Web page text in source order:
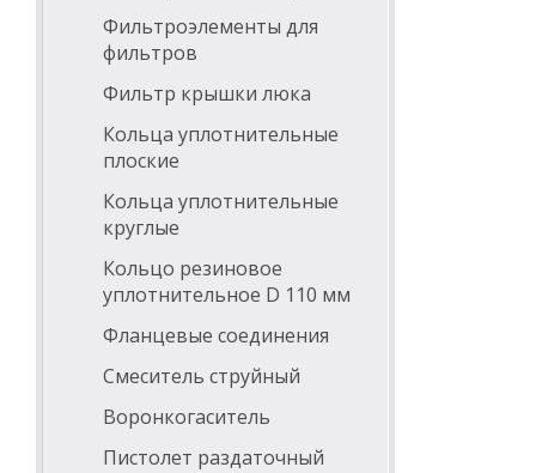
Фильтроэлементы для
фильтров
Фильтр крышки люка
Кольца уплотнительные
плоские
Кольца уплотнительные
круглые
Кольцо резиновое
уплотнительное D 110 мм
Фланцевые соединения
Смеситель струйный
Воронкогаситель
Пистолет раздаточный